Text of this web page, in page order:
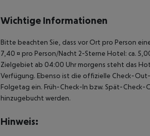
Wichtige Informationen
Bitte beachten Sie, dass vor Ort pro Person
7,40 ¤ pro Person/Nacht 2-Sterne Hotel: ca.
Zielgebiet ab 04:00 Uhr morgens steht das
Verfügung. Ebenso ist die offizielle Check-
Folgetag ein. Früh-Check-In bzw. Spät-Check-
hinzugebucht werden.
Hinweis: